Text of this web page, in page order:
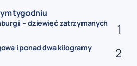
tygodniu
– dziewięć zatrzymanych
i ponad dwa kilogramy